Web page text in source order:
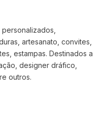
artesanato, convites,
estampas. Destinados a
designer dráfico,
outros.